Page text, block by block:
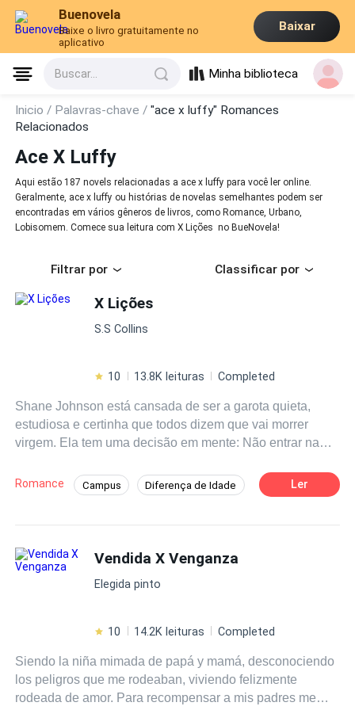
Buenovela
Baixe o livro gratuitamente no
aplicativo
Baixar
Buscar... Minha biblioteca
Inicio / Palavras-chave /"ace x luffy" Romances
Relacionados
Ace X Luffy
Aqui estão 187 novels relacionadas a ace x luffy para você ler online.
Geralmente, ace x luffy ou histórias de novelas semelhantes podem ser
encontradas em vários gêneros de livros, como Romance, Urbano,
Lobisomem. Comece sua leitura com X Lições no BueNovela!
Filtrar por Classificar por
X Lições
S.S Collins
10 13.8K leituras Completed
Shane Johnson está cansada de ser a garota quieta,
estudiosa e certinha que todos dizem que vai morrer
virgem. Ela tem uma decisão em mente: Não entrar na
encontrar o cara certo. Thomas Andrews é um professor
de Biologia que acaba de entrar em suas tão sonhadas
O caminho dos dois se cruzam e Shane fará uma
proposta no mínimo irrecusável a Thomas.
Romance Campus Diferença de Idade
Enredo Acelerado Adolescente
Ler
Vendida X Venganza
Elegida pinto
10 14.2K leituras Completed
Siendo la niña mimada de papá y mamá, desconociendo
los peligros que me rodeaban, viviendo felizmente
rodeada de amor. Para recompensar a mis padres me